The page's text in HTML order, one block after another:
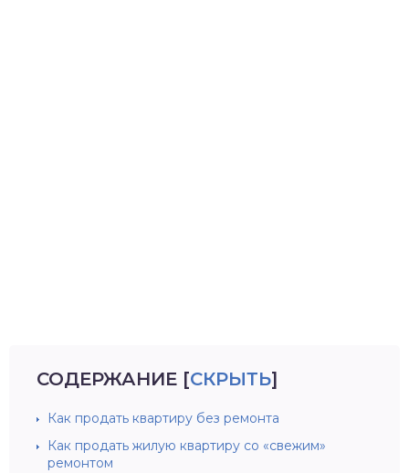
СОДЕРЖАНИЕ [СКРЫТЬ]
Как продать квартиру без ремонта
Как продать жилую квартиру со «свежим»
ремонтом